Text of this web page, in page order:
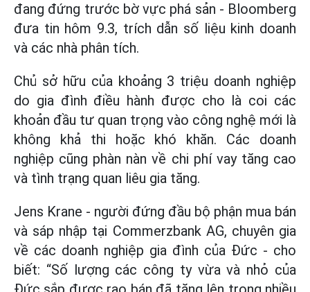
đang đứng trước bờ vực phá sản - Bloomberg
đưa tin hôm 9.3, trích dẫn số liệu kinh doanh
và các nhà phân tích.
Chủ sở hữu của khoảng 3 triệu doanh nghiệp
do gia đình điều hành được cho là coi các
khoản đầu tư quan trọng vào công nghệ mới là
không khả thi hoặc khó khăn. Các doanh
nghiệp cũng phàn nàn về chi phí vay tăng cao
và tình trạng quan liêu gia tăng.
Jens Krane - người đứng đầu bộ phận mua bán
và sáp nhập tại Commerzbank AG, chuyên gia
về các doanh nghiệp gia đình của Đức - cho
biết: “Số lượng các công ty vừa và nhỏ của